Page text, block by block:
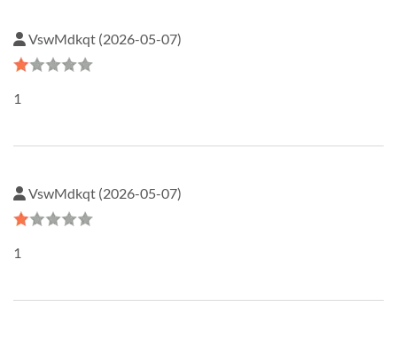
VswMdkqt (2026-05-07)
1
VswMdkqt (2026-05-07)
1